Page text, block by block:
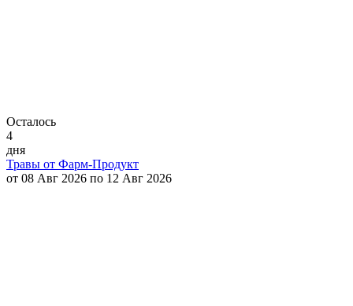
Осталось
4
дня
Травы от Фарм-Продукт
от 08 Авг 2026 по 12 Авг 2026